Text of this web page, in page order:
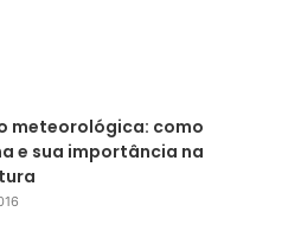
meteorológica: como
e sua importância na